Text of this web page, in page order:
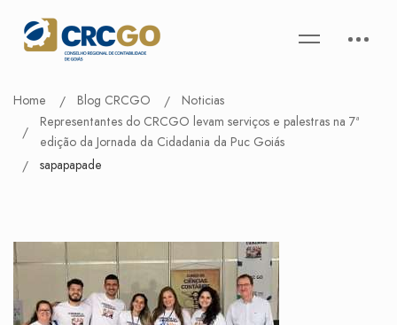
Home Blog CRCGO
Noticias
Representantes do CRCGO levam serviços e palestras na 7ª
edição da Jornada da Cidadania da Puc Goiás
sapapapade